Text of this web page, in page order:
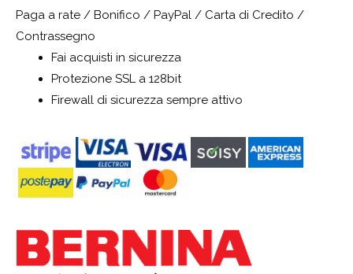
Paga a rate / Bonifico / PayPal / Carta di Credito /
Contrassegno
Fai acquisti in sicurezza
Protezione SSL a 128bit
Firewall di sicurezza sempre attivo